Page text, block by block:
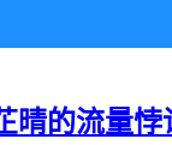
晴的流量悖